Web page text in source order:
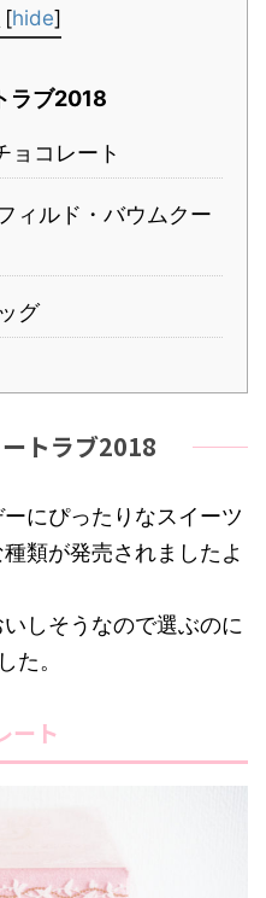
[hide]
ラブ2018
ョコレート
ィルド・バウムクー
グ
トラブ2018
にぴったりなスイーツ
類が発売されましたよ
しそうなので選ぶのに
た。
ート